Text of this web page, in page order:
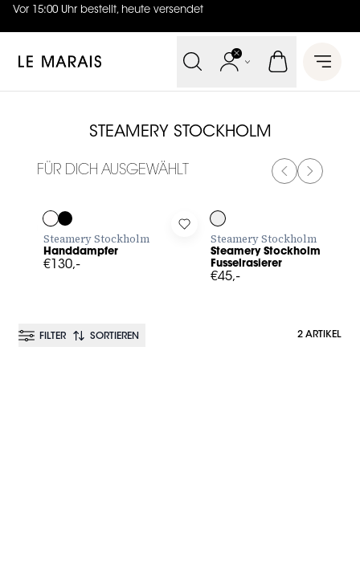
Vor 15:00 Uhr bestellt, heute versendet
4.7 von5 (130 Bewertungen
Le Marais Open
STEAMERY STOCKHOLM
FÜR DICH AUSGEWÄHLT PREVIOUS
NEXT
Log in to add Handdampfer to your wishlist
Steamery Stockholm
Handdampfer
€130,-
Log in to add Steamery
Steamery Stockholm
Steamery Stockholm
Fusselrasierer
€45,-
FILTER SORTIEREN 2 ARTIKEL